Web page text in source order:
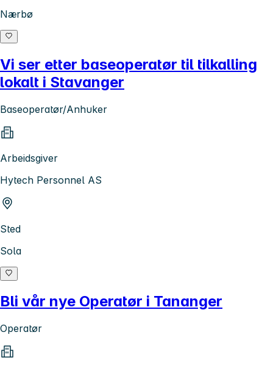
Nærbø
Vi ser etter baseoperatør til tilkalling
lokalt i Stavanger
Baseoperatør/Anhuker
Arbeidsgiver
Hytech Personnel AS
Sted
Sola
Bli vår nye Operatør i Tananger
Operatør